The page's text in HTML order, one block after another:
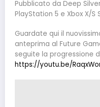
Pubblicato da Deep
PlayStation 5 e Xbox X/S
Guardate qui il
anteprima al Future
seguite la progressione
https://youtu.be/